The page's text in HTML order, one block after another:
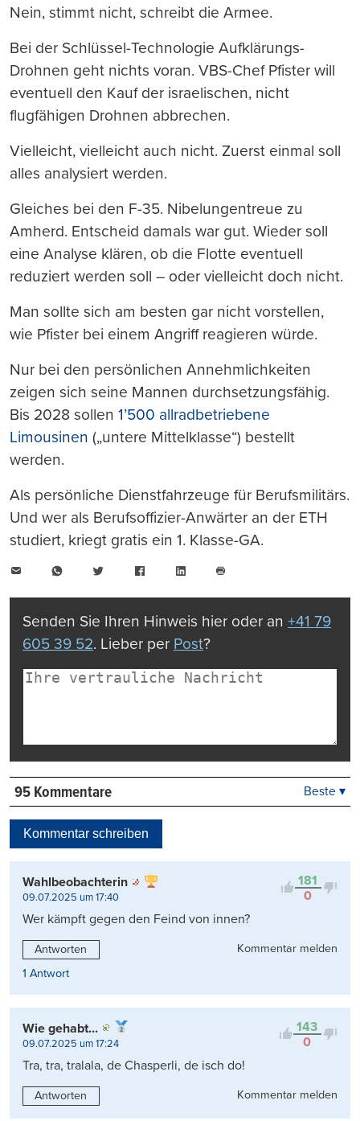
Nein, stimmt nicht, schreibt die Armee.
Bei der Schlüssel-Technologie Aufklärungs-
Drohnen geht nichts voran. VBS-Chef Pfister will
eventuell den Kauf der israelischen, nicht
flugfähigen Drohnen abbrechen.
Vielleicht, vielleicht auch nicht. Zuerst einmal soll
alles analysiert werden.
Gleiches bei den F-35. Nibelungentreue zu
Amherd. Entscheid damals war gut. Wieder soll
eine Analyse klären, ob die Flotte eventuell
reduziert werden soll – oder vielleicht doch nicht.
Man sollte sich am besten gar nicht vorstellen,
wie Pfister bei einem Angriff reagieren würde.
Nur bei den persönlichen Annehmlichkeiten
zeigen sich seine Mannen durchsetzungsfähig.
Bis 2028 sollen 1’500 allradbetriebene
Limousinen („untere Mittelklasse“) bestellt
werden.
Als persönliche Dienstfahrzeuge für Berufsmilitärs.
Und wer als Berufsoffizier-Anwärter an der ETH
studiert, kriegt gratis ein 1. Klasse-GA.
WhatsAppTwitter FacebookLinkedIn
drucken
Senden Sie Ihren Hinweis hier oder an +41 79
605 39 52. Lieber per Post?
95 Kommentare
Kontrovers
Beste ▾
Kommentar schreiben
181
0
Wahlbeobachterin
09.07.2025 um 17:40
Wer kämpft gegen den Feind von innen?
Antworten
Kommentar melden
1 Antwort
143
0
Wie gehabt...
09.07.2025 um 17:24
Tra, tra, tralala, de Chasperli, de isch do!
Antworten Kommentar melden